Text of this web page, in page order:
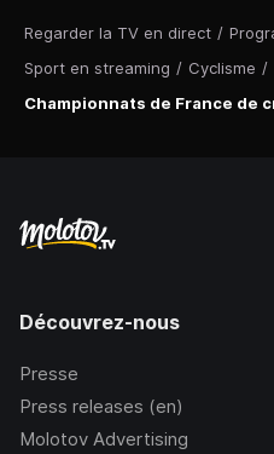
Regarder la TV en direct /
Sport en streaming / Cyclisme /
Championnats de France de
Découvrez-nous
Presse
Press releases (en)
Molotov Advertising